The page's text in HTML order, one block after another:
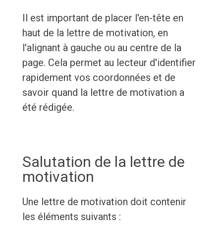
Il est important de placer l'en-tête en
haut de la lettre de motivation, en
l'alignant à gauche ou au centre de la
page. Cela permet au lecteur d'identifier
rapidement vos coordonnées et de
savoir quand la lettre de motivation a
été rédigée.
Salutation de la lettre de
motivation
Une lettre de motivation doit contenir
les éléments suivants :